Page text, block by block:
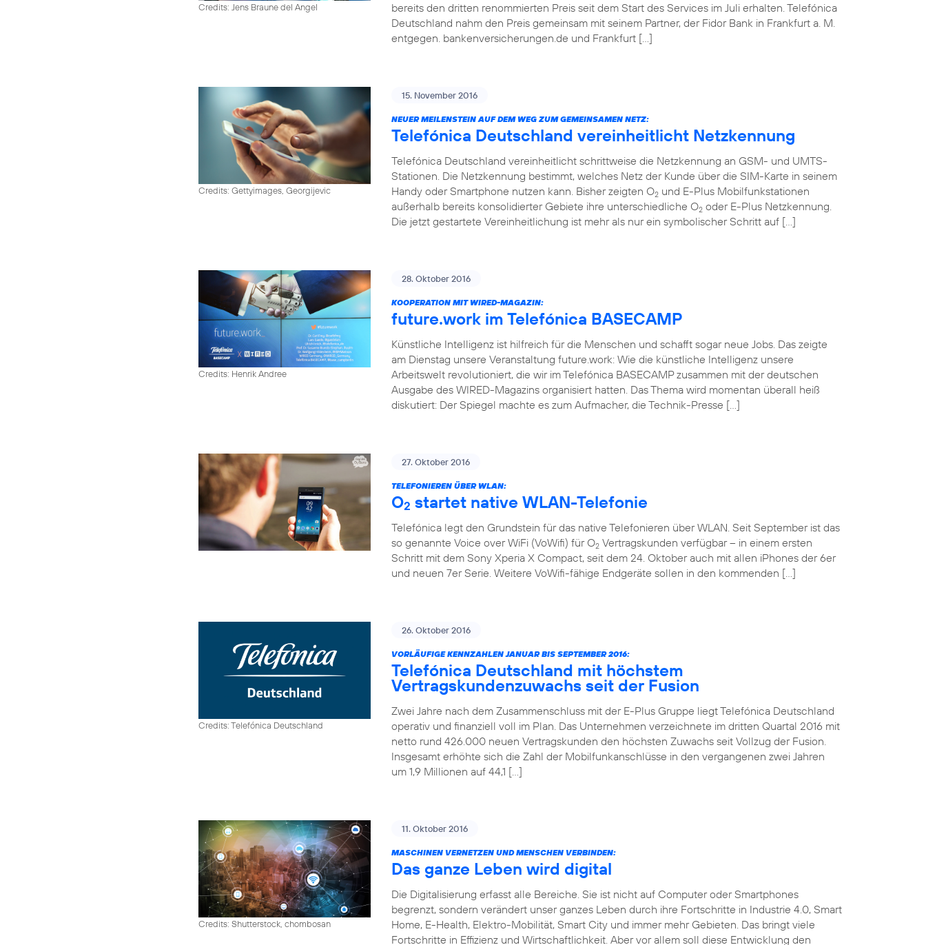
Credits: Jens Braune del Angel
bereits den dritten renommierten Preis seit dem Start des Services im Juli erhalten. Telefónica
Deutschland nahm den Preis gemeinsam mit seinem Partner, der Fidor Bank in Frankfurt a. M.
entgegen. bankenversicherungen.de und Frankfurt […]
Credits: Gettyimages, Georgijevic
15. November 2016
NEUER MEILENSTEIN AUF DEM WEG ZUM GEMEINSAMEN NETZ:
Telefónica Deutschland vereinheitlicht Netzkennung
Telefónica Deutschland vereinheitlicht schrittweise die Netzkennung an GSM- und UMTS-
Stationen. Die Netzkennung bestimmt, welches Netz der Kunde über die SIM-Karte in seinem
Handy oder Smartphone nutzen kann. Bisher zeigten O2 und E-Plus Mobilfunkstationen
außerhalb bereits konsolidierter Gebiete ihre unterschiedliche O2 oder E-Plus Netzkennung.
Die jetzt gestartete Vereinheitlichung ist mehr als nur ein symbolischer Schritt auf […]
Credits: Henrik Andree
28. Oktober 2016
KOOPERATION MIT WIRED-MAGAZIN:
future.work im Telefónica BASECAMP
Künstliche Intelligenz ist hilfreich für die Menschen und schafft sogar neue Jobs. Das zeigte
am Dienstag unsere Veranstaltung future.work: Wie die künstliche Intelligenz unsere
Arbeitswelt revolutioniert, die wir im Telefónica BASECAMP zusammen mit der deutschen
Ausgabe des WIRED-Magazins organisiert hatten. Das Thema wird momentan überall heiß
diskutiert: Der Spiegel machte es zum Aufmacher, die Technik-Presse […]
27. Oktober 2016
TELEFONIEREN ÜBER WLAN:
O2 startet native WLAN-Telefonie
Telefónica legt den Grundstein für das native Telefonieren über WLAN. Seit September ist das
so genannte Voice over WiFi (VoWifi) für O2 Vertragskunden verfügbar – in einem ersten
Schritt mit dem Sony Xperia X Compact, seit dem 24. Oktober auch mit allen iPhones der 6er
und neuen 7er Serie. Weitere VoWifi-fähige Endgeräte sollen in den kommenden […]
Credits: Telefónica Deutschland
26. Oktober 2016
VORLÄUFIGE KENNZAHLEN JANUAR BIS SEPTEMBER 2016:
Telefónica Deutschland mit höchstem
Vertragskundenzuwachs seit der Fusion
Zwei Jahre nach dem Zusammenschluss mit der E-Plus Gruppe liegt Telefónica Deutschland
operativ und finanziell voll im Plan. Das Unternehmen verzeichnete im dritten Quartal 2016 mit
netto rund 426.000 neuen Vertragskunden den höchsten Zuwachs seit Vollzug der Fusion.
Insgesamt erhöhte sich die Zahl der Mobilfunkanschlüsse in den vergangenen zwei Jahren
um 1,9 Millionen auf 44,1 […]
Credits: Shutterstock, chombosan
11. Oktober 2016
MASCHINEN VERNETZEN UND MENSCHEN VERBINDEN:
Das ganze Leben wird digital
Die Digitalisierung erfasst alle Bereiche. Sie ist nicht auf Computer oder Smartphones
begrenzt, sondern verändert unser ganzes Leben durch ihre Fortschritte in Industrie 4.0, Smart
Home, E-Health, Elektro-Mobilität, Smart City und immer mehr Gebieten. Das bringt viele
Fortschritte in Effizienz und Wirtschaftlichkeit. Aber vor allem soll diese Entwicklung den